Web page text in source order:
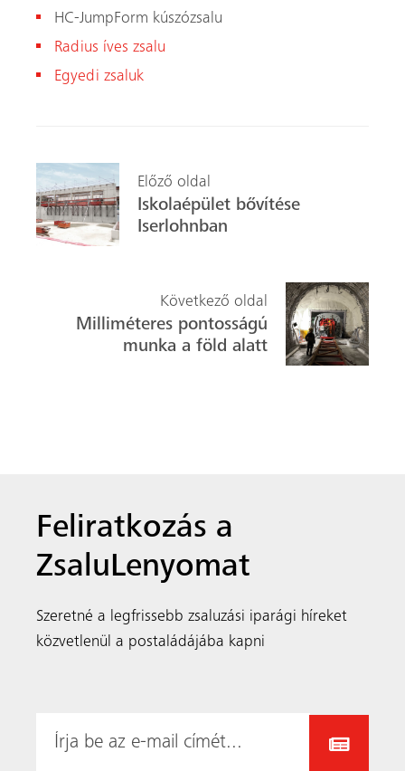
HC-JumpForm kúszózsalu
Radius íves zsalu
Egyedi zsaluk
Előző oldal
Iskolaépület bővítése
Iserlohnban
Következő oldal
Milliméteres pontosságú
munka a föld alatt
Feliratkozás a
ZsaluLenyomat
Szeretné a legfrissebb zsaluzási iparági híreket
közvetlenül a postaládájába kapni